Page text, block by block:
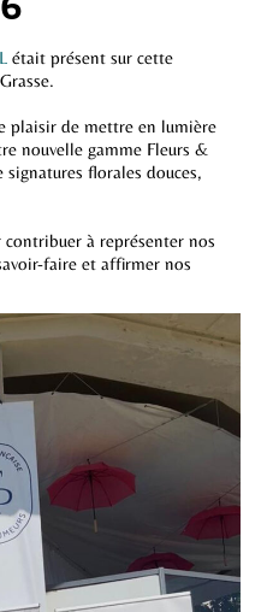
était présent sur cette
plaisir de mettre en lumière
nouvelle gamme Fleurs &
signatures florales douces,
à représenter nos
faire et affirmer nos